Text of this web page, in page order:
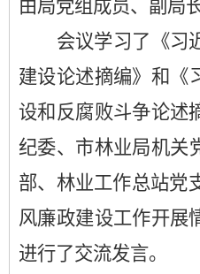
由局党组成员、副局
会议学习了 《习
建设论述摘编》 和《
设和反腐败斗争论述
纪委、 市林业局机关
部、林业工作总站党
风廉政建设工作开展
进行了交流发言。